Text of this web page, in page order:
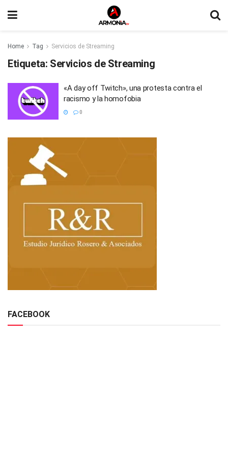
Home Tag Servicios de Streaming
Etiqueta: Servicios de Streaming
«A day off Twitch», una protesta contra el
racismo y la homofobia
0
FACEBOOK